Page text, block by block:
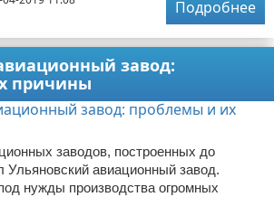
Подробнее
завод:
причины
заводов, построенных до
авиационный завод.
нужды производства огромных